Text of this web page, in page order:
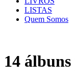
LISTAS
Quem Somos
14